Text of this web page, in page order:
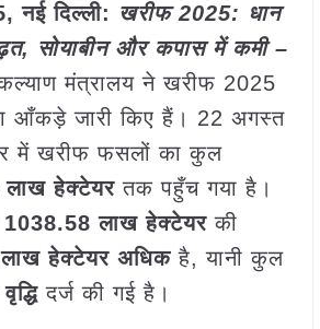
नई दिल्ली: खरीफ 2025: धान
सोयाबीन और कपास में कमी –
मंत्रालय ने खरीफ 2025
आँकड़े जारी किए हैं। 22 अगस्त
में खरीफ फसलों का कुल
हेक्टेयरतक पहुँच गया है।
1038.58 लाख हेक्टेयरकी
हेक्टेयर अधिकहै, यानी कुल
दर्ज की गई है।